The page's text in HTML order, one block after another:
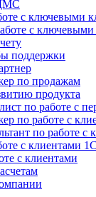
с ключевыми
с
поддержки
по продажам
продукта
по работе с
по работе с
по работе с
с клиентами 1С
с клиентами